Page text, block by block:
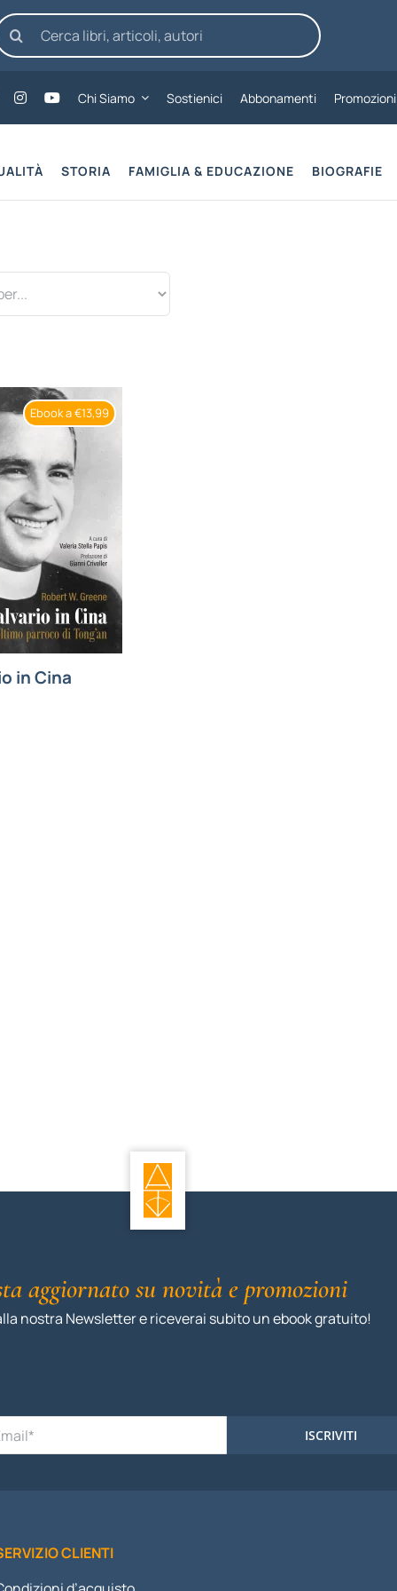
Chi Siamo Sostienici Abbonamenti Promozioni
STORIA FAMIGLIA & EDUCAZIONE BIOGRAFIE
Ebook a €13,99
in Cina
aggiornato su novità e promozioni
nostra Newsletter e riceverai subito un ebook gratuito!
ISCRIVITI
CLIENTI